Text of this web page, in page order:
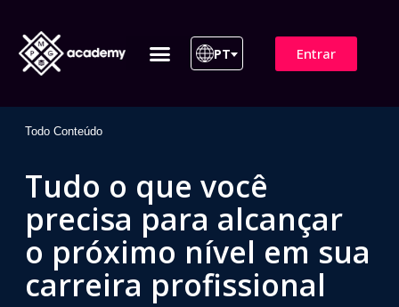
PT Entrar
Todo Conteúdo
Tudo o que você
precisa para alcançar
o próximo nível em sua
carreira profissional